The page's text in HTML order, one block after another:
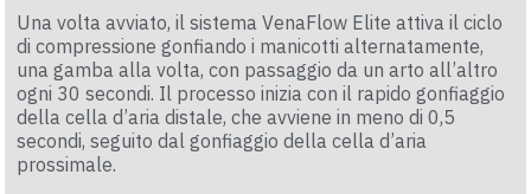
Una volta avviato, il sistema VenaFlow Elite attiva il ciclo
di compressione gonfiando i manicotti alternatamente,
una gamba alla volta, con passaggio da un arto all’altro
ogni 30 secondi. Il processo inizia con il rapido gonfiaggio
della cella d’aria distale, che avviene in meno di 0,5
secondi, seguito dal gonfiaggio della cella d’aria
prossimale.